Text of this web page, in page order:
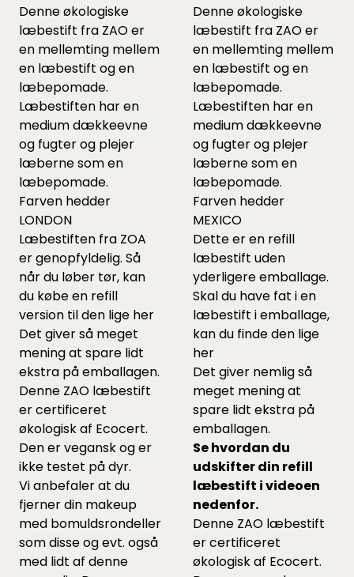
Denne økologiske
læbestift fra ZAO er
en mellemting mellem
en læbestift og en
læbepomade.
Læbestiften har en
medium dækkeevne
og fugter og plejer
læberne som en
læbepomade.
Farven hedder
LONDON
Læbestiften fra ZOA
er genopfyldelig. Så
når du løber tør, kan
du købe en refill
version til den lige her
Det giver så meget
mening at spare lidt
ekstra på emballagen.
Denne ZAO læbestift
er certificeret
økologisk af Ecocert.
Den er vegansk og er
ikke testet på dyr.
Vi anbefaler at du
fjerner din makeup
med bomuldsrondeller
somdisseog evt. også
med lidt af denne
Denne økologiske
læbestift fra ZAO er
en mellemting mellem
en læbestift og en
læbepomade.
Læbestiften har en
medium dækkeevne
og fugter og plejer
læberne som en
læbepomade.
Farven hedder
MEXICO
Dette er en refill
læbestift uden
yderligere emballage.
Skal du have fat i en
læbestift i emballage,
kan du finde den lige
her
Det giver nemlig så
meget mening at
spare lidt ekstra på
emballagen.
Se hvordan du
udskifter din refill
læbestift i videoen
nedenfor.
Denne ZAO læbestift
er certificeret
økologisk af Ecocert.